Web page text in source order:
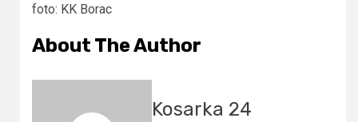
foto: KK Borac
About The Author
Kosarka 24